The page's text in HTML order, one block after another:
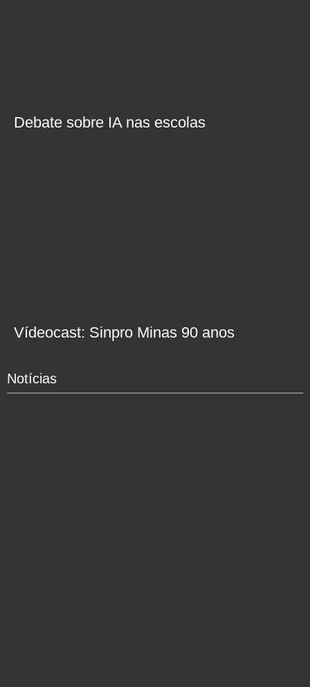
Debate sobre IA nas escolas
Vídeocast: Sinpro Minas 90 anos
Notícias